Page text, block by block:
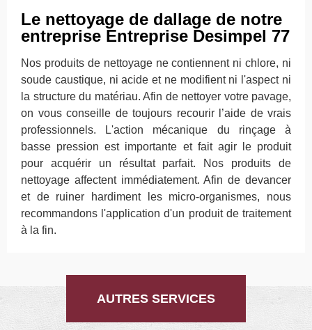
Le nettoyage de dallage de notre
entreprise Entreprise Desimpel 77
Nos produits de nettoyage ne contiennent ni chlore, ni
soude caustique, ni acide et ne modifient ni l'aspect ni
la structure du matériau. Afin de nettoyer votre pavage,
on vous conseille de toujours recourir l’aide de vrais
professionnels. L'action mécanique du rinçage à
basse pression est importante et fait agir le produit
pour acquérir un résultat parfait. Nos produits de
nettoyage affectent immédiatement. Afin de devancer
et de ruiner hardiment les micro-organismes, nous
recommandons l'application d'un produit de traitement
à la fin.
AUTRES SERVICES